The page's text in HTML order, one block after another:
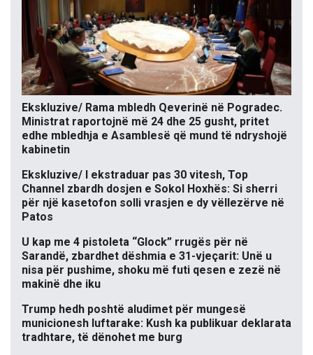
Ekskluzive/ Rama mbledh Qeverinë në Pogradec.
Ministrat raportojnë më 24 dhe 25 gusht, pritet
edhe mbledhja e Asamblesë që mund të ndryshojë
kabinetin
Ekskluzive/ I ekstraduar pas 30 vitesh, Top
Channel zbardh dosjen e Sokol Hoxhës: Si sherri
për një kasetofon solli vrasjen e dy vëllezërve në
Patos
U kap me 4 pistoleta “Glock” rrugës për në
Sarandë, zbardhet dëshmia e 31-vjeçarit: Unë u
nisa për pushime, shoku më futi qesen e zezë në
makinë dhe iku
Trump hedh poshtë aludimet për mungesë
municionesh luftarake: Kush ka publikuar deklarata
tradhtare, të dënohet me burg